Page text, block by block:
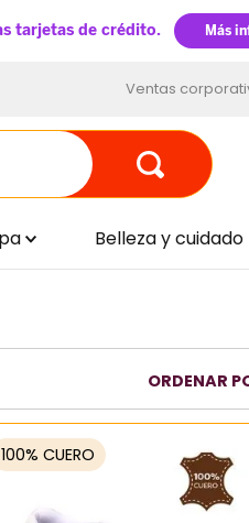
Ventas
Belleza y
ORDENAR
100% CUERO